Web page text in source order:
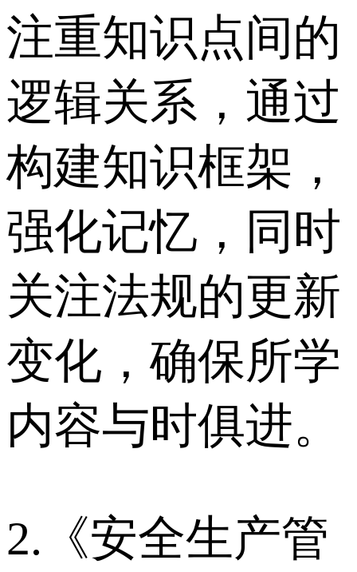
注重知识点间的
逻辑关系，通过
构建知识框架，
强化记忆，同时
关注法规的更新
变化，确保所学
内容与时俱进。
2.《安全生产管